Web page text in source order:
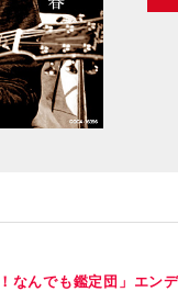
なんでも鑑定団」エン